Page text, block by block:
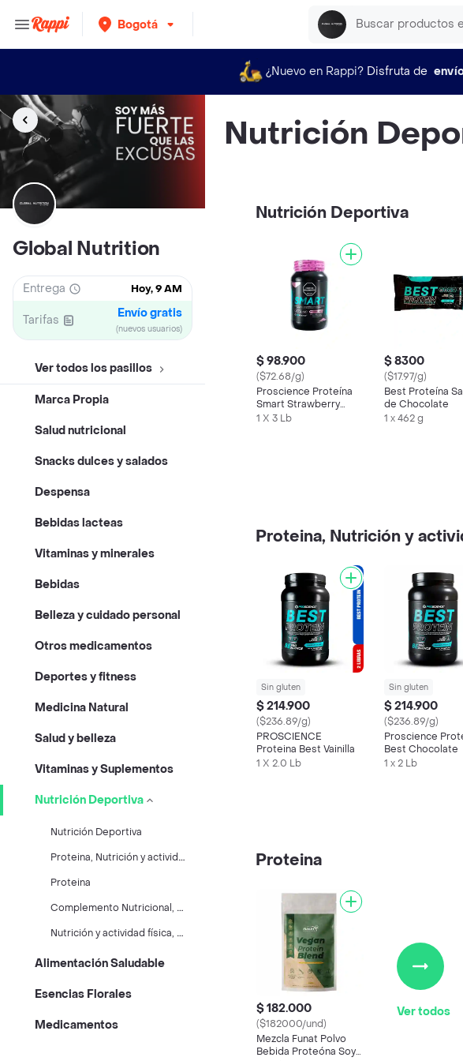
Bogotá
¿Nuevo en Rappi? Disfruta de
Global Nutrition
Entrega Hoy, 9 AM
Tarifas Envío gratis
(nuevos usuarios)
Ver todos los pasillos
Marca Propia
Salud nutricional
Snacks dulces y salados
Despensa
Bebidas lacteas
Vitaminas y minerales
Bebidas
Belleza y cuidado personal
Otros medicamentos
Deportes y fitness
Medicina Natural
Salud y belleza
Vitaminas y Suplementos
Nutrición Deportiva
Nutrición Deportiva
P
roteina, Nutrición y actividad física
Proteina
C
omplemento Nutricional, Suplementos Deportivos
N
utrición y actividad física, Proteina, Vitaminas
Alimentación Saludable
Esencias Florales
Medicamentos
Nutrición
Nutrición Deportiva
$ 98.900
($72.68/g)
Proscience Proteína
Smart Strawberry
Fusion
1 X 3 Lb
$ 8300
($17.97/g)
Best Proteína
de Chocolate
1 x 462 g
Proteina, Nutrición y
Sin gluten
$ 214.900
($236.89/g)
PROSCIENCE
Proteina Best Vainilla
1 X 2.0 Lb
Sin gluten
$ 214.900
($236.89/g)
Proscience Protein A
Best Chocolate
1 x 2 Lb
Proteina
$ 182.000
($182000/und)
Mezcla Funat Polvo
Bebida Proteóna Soya
Ver todos